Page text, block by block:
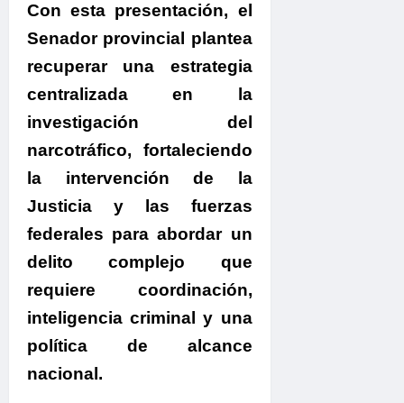
Con esta presentación, el
Senador provincial plantea
recuperar una estrategia
centralizada en la
investigación del
narcotráfico, fortaleciendo
la intervención de la
Justicia y las fuerzas
federales para abordar un
delito complejo que
requiere coordinación,
inteligencia criminal y una
política de alcance
nacional.